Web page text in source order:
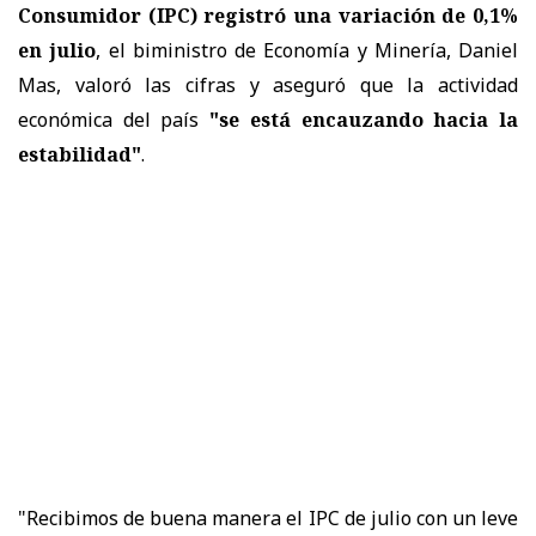
Consumidor (IPC) registró una variación de 0,1%
en julio, el biministro de Economía y Minería, Daniel
Mas, valoró las cifras y aseguró que la actividad
económica del país "se está encauzando hacia la
estabilidad".
"Recibimos de buena manera el IPC de julio con un leve